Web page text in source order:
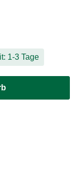
1-3 Tage
Wert ein